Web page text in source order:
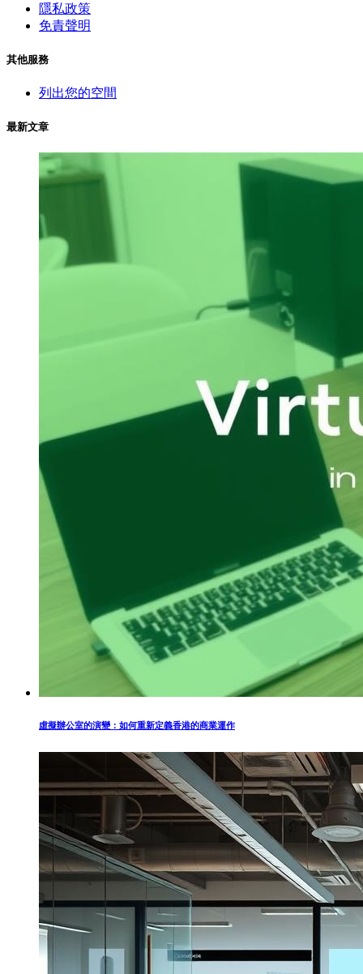
隱私政策
免責聲明
其他服務
列出您的空間
最新文章
虛擬辦公室的演變：如何重新定義香港的商業運作